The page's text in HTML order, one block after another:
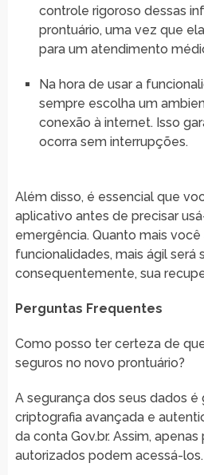
controle rigoroso dessas
prontuário, uma vez que
para um atendimento
Na hora de usar a
sempre escolha um
conexão à internet. Isso
ocorra sem interrupções.
Além disso, é essencial que
aplicativo antes de precisar
emergência. Quanto mais
funcionalidades, mais ágil será
consequentemente, sua
Perguntas Frequentes
Como posso ter certeza de
seguros no novo prontuário?
A segurança dos seus dados
criptografia avançada e
da conta Gov.br. Assim,
autorizados podem acessá-los.